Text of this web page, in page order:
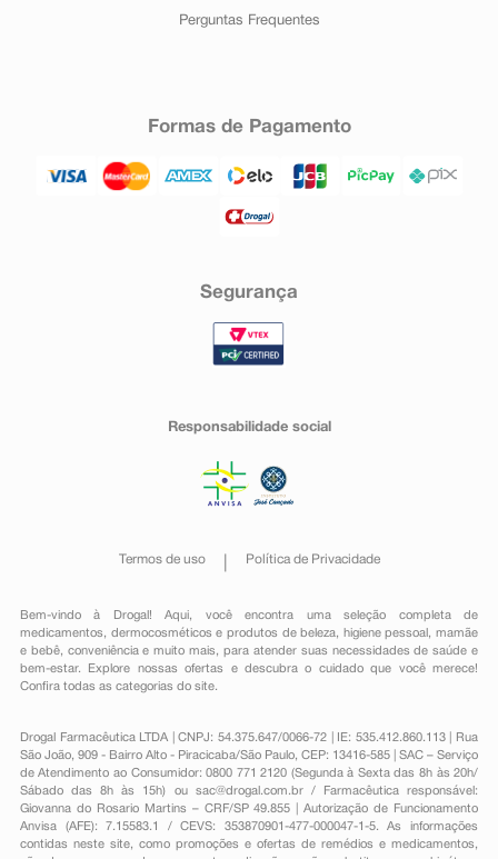
Perguntas Frequentes
Formas de Pagamento
Segurança
Responsabilidade social
Termos de uso Política de Privacidade
Bem-vindo à Drogal! Aqui, você encontra uma seleção completa de
medicamentos , dermocosméticos e produtos de beleza, higiene pessoal ,mamãe
e bebê, conveniênciae muito mais, para atender suas necessidades de saúde e
bem-estar. Explore nossas ofertas e descubra o cuidado que você merece!
Confira todas as categorias do site.
Drogal Farmacêutica LTDA | CNPJ: 54.375.647/0066-72 | IE: 535.412.860.113 | Rua
São João, 909 - Bairro Alto - Piracicaba/São Paulo, CEP: 13416-585 | SAC – Serviço
de Atendimento ao Consumidor: 0800 771 2120 (Segunda à Sexta das 8h às 20h/
Sábado das 8h às 15h) ou sac@drogal.com.br/ Farmacêutica responsável:
Giovanna do Rosario Martins – CRF/SP 49.855 | Autorização de Funcionamento
Anvisa (AFE): 7.15583.1 / CEVS: 353870901-477-000047-1-5. As informações
contidas neste site, como promoções e ofertas de remédios e medicamentos,